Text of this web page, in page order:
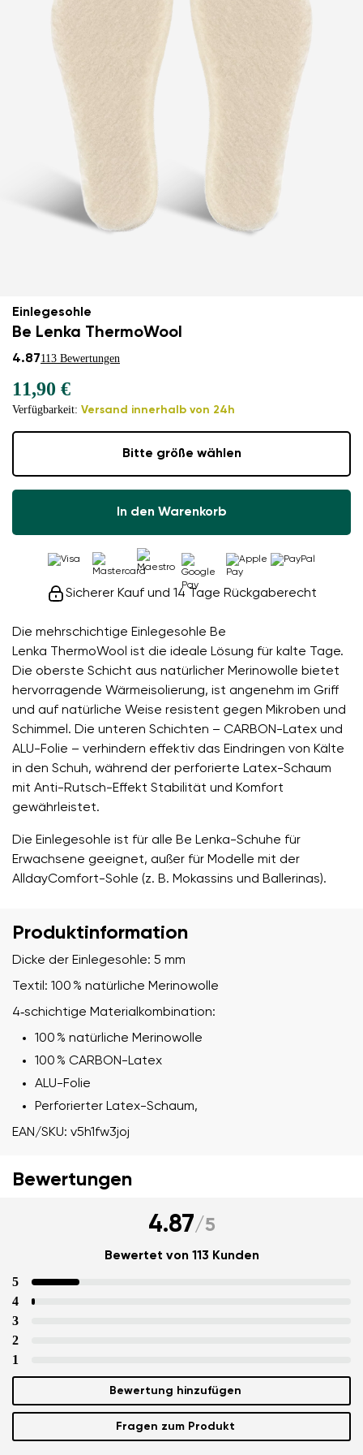
Einlegesohle
Be Lenka ThermoWool
4.87113 Bewertungen
Die mehrschichtige Einlegesohle Be
Lenka ThermoWool ist die ideale Lösung für kalte Tage.
Die oberste Schicht aus natürlicher Merinowolle bietet
hervorragende Wärmeisolierung, ist angenehm im Griff
und auf natürliche Weise resistent gegen Mikroben und
Schimmel. Die unteren Schichten – CARBON-Latex und
ALU-Folie – verhindern effektiv das Eindringen von Kälte
in den Schuh, während der perforierte Latex-Schaum
mit Anti-Rutsch-Effekt Stabilität und Komfort
gewährleistet.
Die Einlegesohle ist für alle Be Lenka-Schuhe für
Erwachsene geeignet, außer für Modelle mit der
AlldayComfort-Sohle (z. B. Mokassins und Ballerinas).
11,90 €
Verfügbarkeit: Versand innerhalb von 24h
Bitte größe wählen
In den Warenkorb
Sicherer Kauf und 14 Tage Rückgaberecht
Produktinformation
Dicke der Einlegesohle: 5 mm
Textil: 100 % natürliche Merinowolle
4‑schichtige Materialkombination:
100 % natürliche Merinowolle
100 % CARBON-Latex
ALU-Folie
Perforierter Latex-Schaum,
EAN/SKU: v5h1fw3joj
Ihr Vor- und Nachname
Bewertungen
4.87/5
Bewertet von 113 Kunden
5
4
3
2
1
Bewertung hinzufügen
Fragen zum Produkt